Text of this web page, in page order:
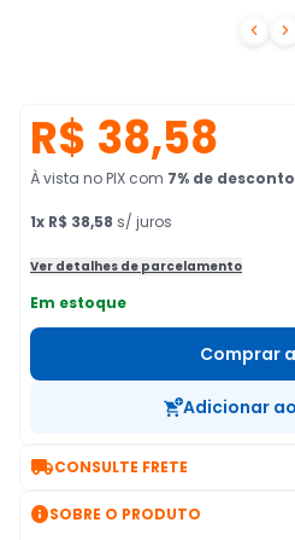
 
R$ 38,58
À vista no PIX com 7% de desconto
1x R$ 38,58 s/ juros
Ver detalhes de parcelamento
Em estoque
Comprar
Adicionar
CONSULTE FRETE
SOBRE O PRODUTO